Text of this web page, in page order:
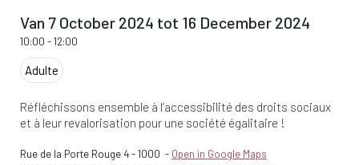
Van 7 October 2024 tot 16 December 2024
10:00 -12:00
Adulte
Réfléchissons ensemble à l’accessibilité des droits sociaux
et à leur revalorisation pour une société égalitaire !
Rue de la Porte Rouge 4-1000 - Open in Google Maps